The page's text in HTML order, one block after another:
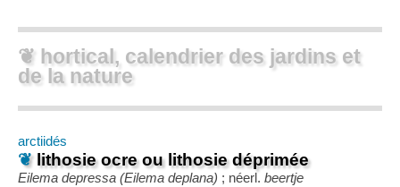
❦ hortical, calendrier des jardins et
de la nature
arctiidés
❦ lithosie ocre ou lithosie déprimée
Eilema depressa (Eilema deplana) ; néerl. beertje